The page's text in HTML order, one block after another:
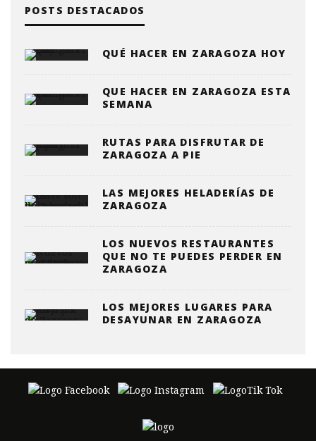
POSTS DESTACADOS
QUÉ HACER EN ZARAGOZA HOY
QUE HACER EN ZARAGOZA ESTA
SEMANA
RUTAS PARA DISFRUTAR DE
ZARAGOZA A PIE
LAS MEJORES HELADERÍAS DE
ZARAGOZA
LOS NUEVOS RESTAURANTES
QUE NO TE PUEDES PERDER EN
ZARAGOZA
LOS MEJORES LUGARES PARA
DESAYUNAR EN ZARAGOZA